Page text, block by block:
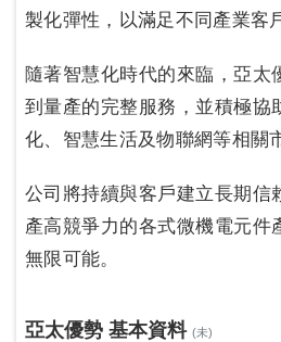
製化彈性，以滿足不同產業客
隨著智慧化時代的來臨，亞太
到量產的完整服務，並積極協
化、智慧生活及物聯網等相關
公司將持續與客戶建立長期信
產高競爭力的各式微機電元件
無限可能。
亞太優勢 基本資料 (未)